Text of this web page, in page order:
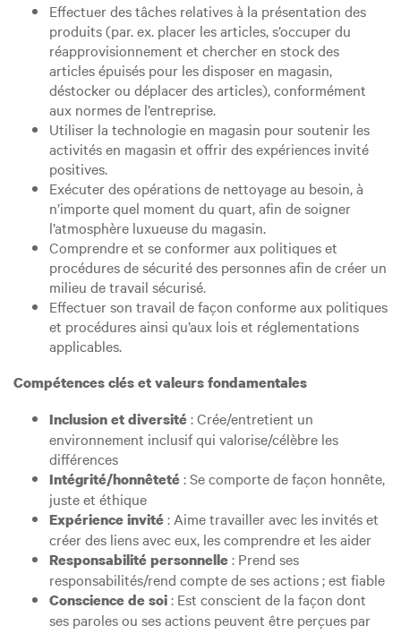
Effectuer des tâches relatives à la présentation des
produits (par. ex. placer les articles, s’occuper du
réapprovisionnement et chercher en stock des
articles épuisés pour les disposer en magasin,
déstocker ou déplacer des articles), conformément
aux normes de l’entreprise.
Utiliser la technologie en magasin pour soutenir les
activités en magasin et offrir des expériences invité
positives.
Exécuter des opérations de nettoyage au besoin, à
n’importe quel moment du quart, afin de soigner
l’atmosphère luxueuse du magasin.
Comprendre et se conformer aux politiques et
procédures de sécurité des personnes afin de créer un
milieu de travail sécurisé.
Effectuer son travail de façon conforme aux politiques
et procédures ainsi qu’aux lois et réglementations
applicables.
Compétences clés et valeurs fondamentales
Inclusion et diversité: Crée/entretient un
environnement inclusif qui valorise/célèbre les
différences
Intégrité/honnêteté: Se comporte de façon honnête,
juste et éthique
Expérience invité: Aime travailler avec les invités et
créer des liens avec eux, les comprendre et les aider
Responsabilité personnelle: Prend ses
responsabilités/rend compte de ses actions ; est fiable
Conscience de soi: Est conscient de la façon dont
ses paroles ou ses actions peuvent être perçues par